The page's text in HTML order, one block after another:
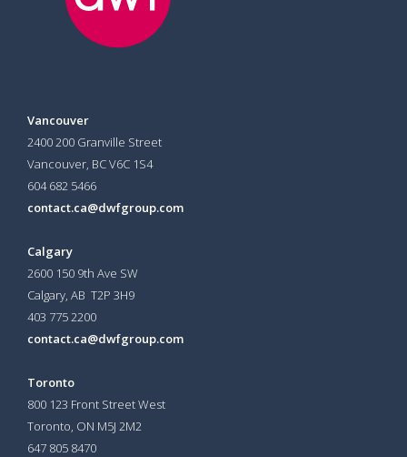
Vancouver
2400 200 Granville Street
Vancouver, BC V6C 1S4
604 682 5466
contact.ca@dwfgroup.com
Calgary
2600 150 9th Ave SW
Calgary, AB T2P 3H9
403 775 2200
contact.ca@dwfgroup.com
Toronto
800 123 Front Street West
Toronto, ON M5J 2M2
647 805 8470